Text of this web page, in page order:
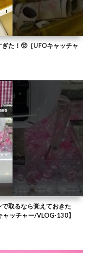
た！🥺［UFOキャッチャ
で取るなら覚えておきた
ッチャー/VLOG-130】